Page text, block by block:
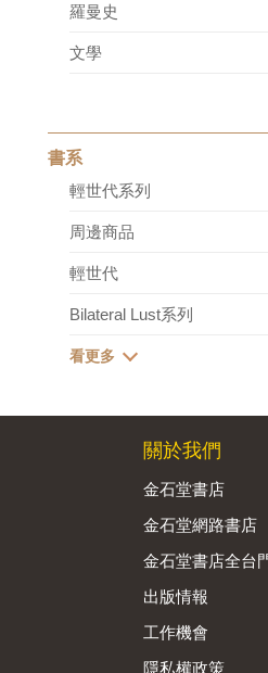
羅曼史
文學
書系
輕世代系列
周邊商品
輕世代
Bilateral Lust系列
關於我們
金石堂書店
金石堂網路書店
金石堂書店全台
出版情報
工作機會
隱私權政策